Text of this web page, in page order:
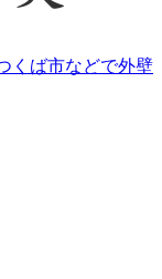
くば市などで外壁